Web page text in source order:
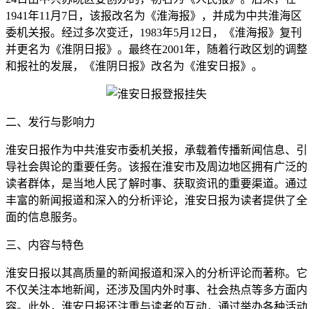
1941年11月7日，该报改名为《淮海报》，并成为中共淮海区
委机关报。经过多次变迁，1983年5月12日，《淮海报》复刊
并更名为《淮阴日报》。最终在2001年，随着行政区划的调整
和报社的发展，《淮阴日报》改名为《淮安日报》。
二、发行与影响力
淮安日报作为中共淮安市委机关报，承载着传播新闻信息、引
导社会舆论的重要任务。该报在淮安市及周边地区拥有广泛的
读者群体，是当地人民了解时事、获取资讯的重要渠道。通过
丰富的新闻报道和深入的分析评论，淮安日报为读者提供了全
面的信息服务。
三、内容与特色
淮安日报以其高质量的新闻报道和深入的分析评论而著称。它
不仅关注本地新闻，还涉及国内外时事、社会热点等多方面内
容。此外，淮安日报还注重与读者的互动，通过举办各种活动